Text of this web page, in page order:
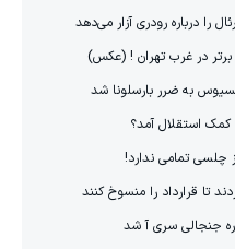
را درباره رودری آزار می‌دهد
برتر در غرب تهران ! (عکس)
به ضرر بارسلونا شد
استقلال آمد؟
چلسی تمامی ندارد!
تا قرارداد را منسوخ کنند
جنجالی سری آ شد